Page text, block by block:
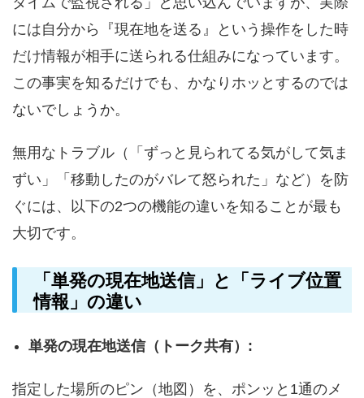
には自分から『現在地を送る』という操作をした時
だけ情報が相手に送られる仕組みになっています。
この事実を知るだけでも、かなりホッとするのでは
ないでしょうか。
無用なトラブル（「ずっと見られてる気がして気ま
ずい」「移動したのがバレて怒られた」など）を防
ぐには、以下の2つの機能の違いを知ることが最も
大切です。
「単発の現在地送信」と「ライブ位置
情報」の違い
単発の現在地送信（トーク共有）:
指定した場所のピン（地図）を、ポンッと1通のメ